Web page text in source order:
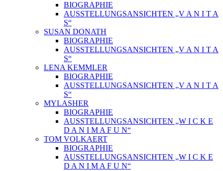
BIOGRAPHIE
AUSSTELLUNGSANSICHTEN „V A N I T A
S“
SUSAN DONATH
BIOGRAPHIE
AUSSTELLUNGSANSICHTEN „V A N I T A
S“
LENA KEMMLER
BIOGRAPHIE
AUSSTELLUNGSANSICHTEN „V A N I T A
S“
MYLASHER
BIOGRAPHIE
AUSSTELLUNGSANSICHTEN „W I C K E
D A N I M A F U N“
TOM VOLKAERT
BIOGRAPHIE
AUSSTELLUNGSANSICHTEN „W I C K E
D A N I M A F U N“